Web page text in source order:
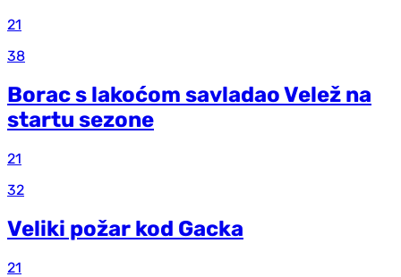
21
38
Borac s lakoćom savladao Velež na
startu sezone
21
32
Veliki požar kod Gacka
21